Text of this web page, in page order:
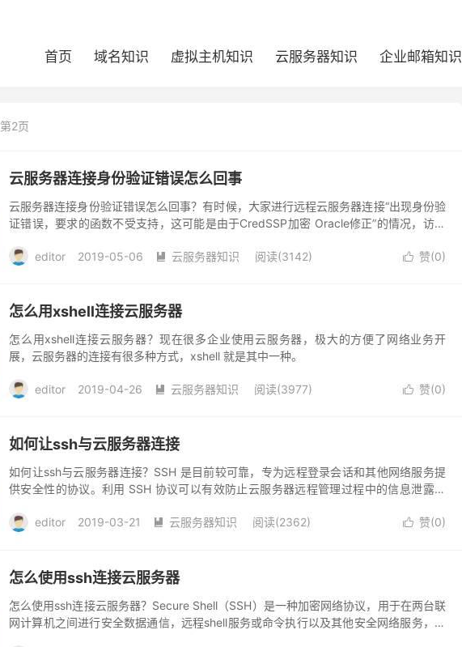
首页 域名知识 虚拟主机知识 云服务器知识 企业邮箱知识
第2页
云服务器连接身份验证错误怎么回事
云服务器连接身份验证错误怎么回事？有时候，大家进行远程云服务器连接“出现身份验
证错误，要求的函数不受支持，这可能是由于CredSSP加密 Oracle修正”的情况，访问
editor
2019-05-06  云服务器知识 阅读(3142)  赞(0)
怎么用xshell连接云服务器
怎么用xshell连接云服务器？现在很多企业使用云服务器，极大的方便了网络业务开
展，云服务器的连接有很多种方式，xshell 就是其中一种。
editor 2019-04-26  云服务器知识 阅读(3977)  赞(0)
如何让ssh与云服务器连接
如何让ssh与云服务器连接？SSH 是目前较可靠，专为远程登录会话和其他网络服务提
供安全性的协议。利用 SSH 协议可以有效防止云服务器远程管理过程中的信息泄露问
editor
2019-03-21  云服务器知识 阅读(2362)  赞(0)
怎么使用ssh连接云服务器
怎么使用ssh连接云服务器？Secure Shell（SSH）是一种加密网络协议，用于在两台联
网计算机之间进行安全数据通信，远程shell服务或命令执行以及其他安全网络服务，这